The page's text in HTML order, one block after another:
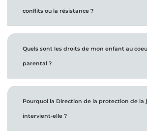
conflits ou la résistance ?
Quels sont les droits de mon enfant au
parental ?
Pourquoi la Direction de la protection de la
intervient-elle ?